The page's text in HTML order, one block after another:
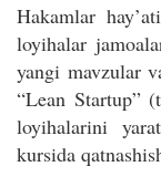
Hakamlar
loyihalar
yangi mavzular
“Lean Startup”
loyihalarini
kursida